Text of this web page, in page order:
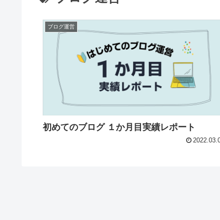
ブログ運営
初めてのブログ １か月目実績レポート